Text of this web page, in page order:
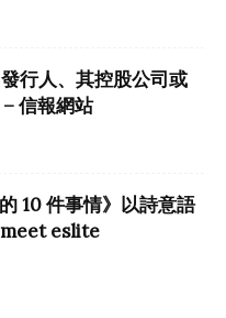
行人、其控股公司或
信報網站
10 件事情》以詩意語
meet eslite